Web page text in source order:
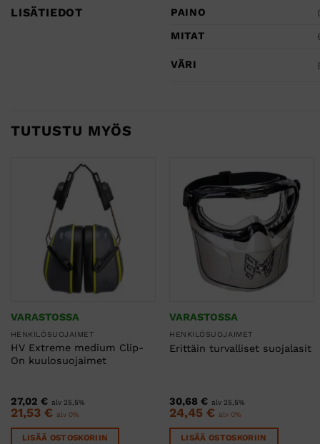
LISÄTIEDOT PAINO
MITAT
VÄRI
TUTUSTU MYÖS
VARASTOSSA
HENKILÖSUOJAIMET
HV Extreme medium Clip-
On kuulosuojaimet
27,02 € alv 25,5%
21,53 € alv 0%
LISÄÄ OSTOSKORIIN
VARASTOSSA
HENKILÖSUOJAIMET
Erittäin turvalliset suojalasit
30,68€ alv 25,5%
24,45€ alv 0%
LISÄÄ OSTOSKORIIN